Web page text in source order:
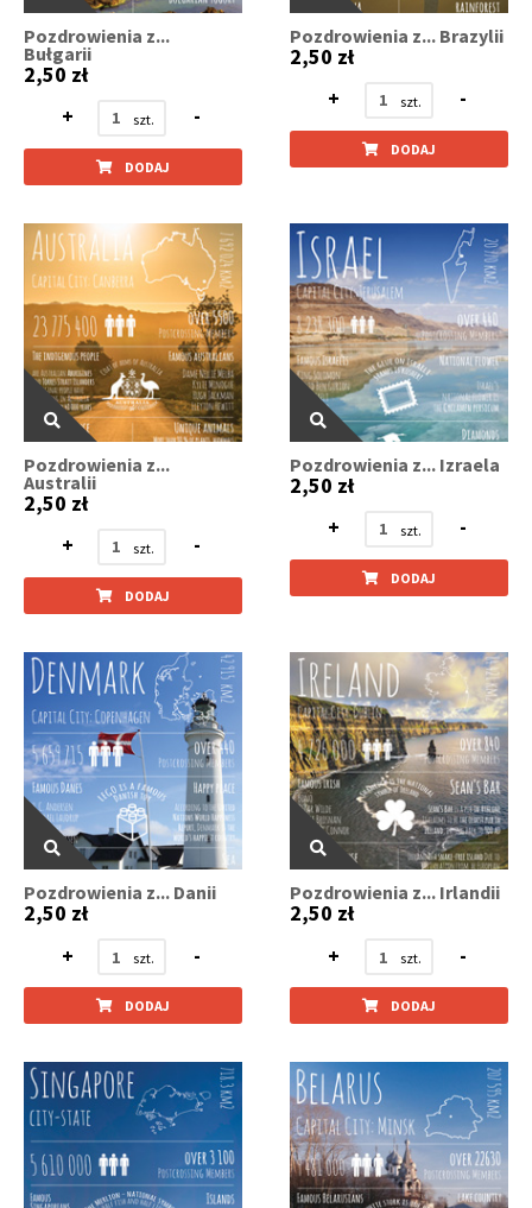
Pozdrowienia z...
Bułgarii
2,50 zł
+
-
DODAJ
Pozdrowienia z... Brazylii
2,50 zł
+
-
DODAJ
Pozdrowienia z...
Australii
2,50 zł
+
-
DODAJ
Pozdrowienia z... Izraela
2,50 zł
+
-
DODAJ
Pozdrowienia z... Danii
2,50 zł
+
-
DODAJ
Pozdrowienia z... Irlandii
2,50 zł
+
-
DODAJ